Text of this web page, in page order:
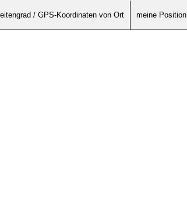
/ GPS-Koordinaten von Ort meine Position